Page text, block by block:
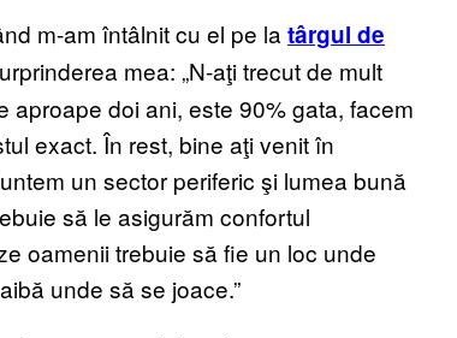
m-am întâlnit cu el pe la târgul de
mea: „N-aţi trecut de mult
aproape doi ani, este 90% gata, facem
exact. În rest, bine aţi venit în
un sector periferic şi lumea bună
să le asigurăm confortul
oamenii trebuie să fie un loc unde
unde să se joace.”